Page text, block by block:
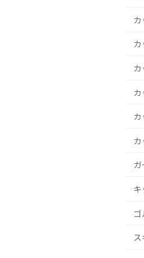
カ
カ
カ
カ
カ
カ
ガ
ゴ